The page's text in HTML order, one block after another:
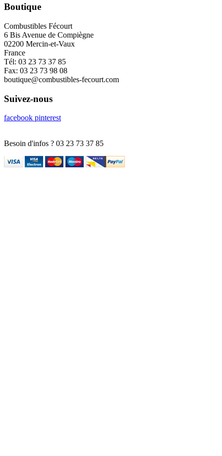
Boutique
Combustibles Fécourt
6 Bis Avenue de Compiègne
02200 Mercin-et-Vaux
France
Tél: 03 23 73 37 85
Fax: 03 23 73 98 08
boutique@combustibles-fecourt.com
Suivez-nous
facebook pinterest
Besoin d'infos ? 03 23 73 37 85